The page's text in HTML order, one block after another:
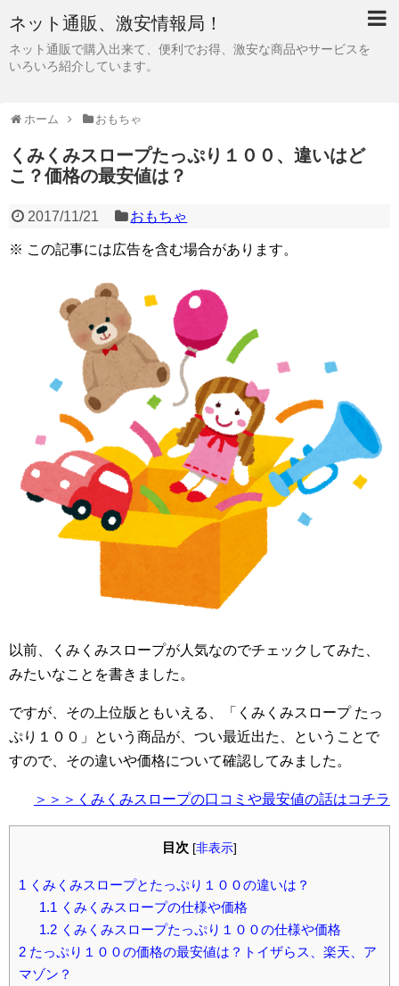
ネット通販、激安情報局！
ネット通販で購入出来て、便利でお得、激安な商品やサービスを
いろいろ紹介しています。
ホーム おもちゃ
くみくみスロープたっぷり１００、違いはど
こ？価格の最安値は？
2017/11/21 おもちゃ
※ この記事には広告を含む場合があります。
以前、くみくみスロープが人気なのでチェックしてみた、
みたいなことを書きました。
ですが、その上位版ともいえる、「くみくみスロープ たっ
ぷり１００」という商品が、つい最近出た、ということで
すので、その違いや価格について確認してみました。
＞＞＞くみくみスロープの口コミや最安値の話はコチラ
目次 [非表示]
1 くみくみスロープとたっぷり１００の違いは？
1.1 くみくみスロープの仕様や価格
1.2くみくみスロープたっぷり１００の仕様や価格
2 たっぷり１００の価格の最安値は？トイザらス、楽天、ア
マゾン？